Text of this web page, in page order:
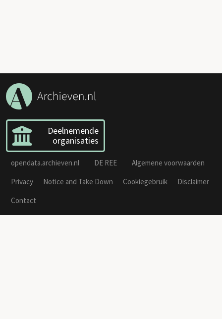
Deelnemende
organisaties
opendata.archieven.nl DE REE
Algemene voorwaarden
Privacy
Notice and Take Down Cookiegebruik
Disclaimer
Contact